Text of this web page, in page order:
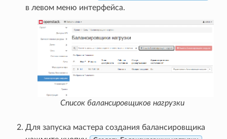
в левом меню интерфейса.
Список балансировщиков нагрузки
Для запуска мастера создания балансировщика